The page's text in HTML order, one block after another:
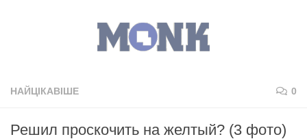
НАЙЦІКАВІШЕ 0
Решил проскочить на желтый? (3 фото)